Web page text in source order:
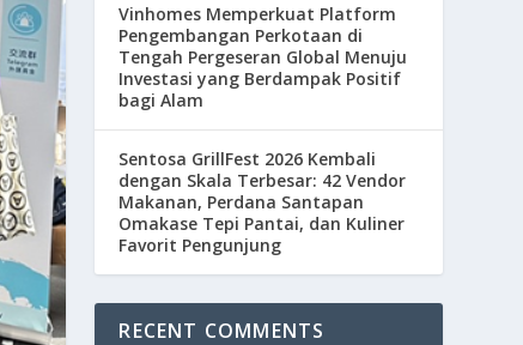
Vinhomes Memperkuat Platform
Pengembangan Perkotaan di
Tengah Pergeseran Global Menuju
Investasi yang Berdampak Positif
bagi Alam
Sentosa GrillFest 2026 Kembali
dengan Skala Terbesar: 42 Vendor
Makanan, Perdana Santapan
Omakase Tepi Pantai, dan Kuliner
Favorit Pengunjung
RECENT COMMENTS